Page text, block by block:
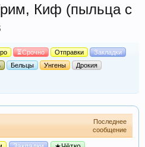
Киф (пыльца с
⏳Срочно Отправки
Закладки
Бельцы Унгены
Дрокия
Последнее
сообщение